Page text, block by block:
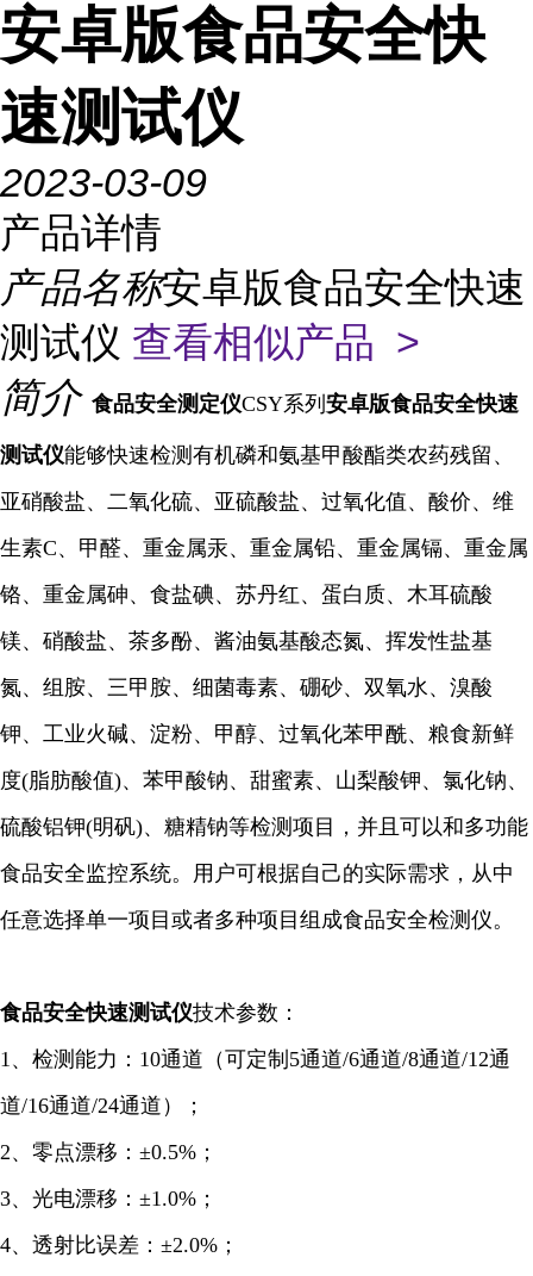
安卓版食品安全快
速测试仪
2023-03-09
产品详情
产品名称安卓版食品安全快速
测试仪 查看相似产品 >
简介 食品安全测定仪CSY系列 安卓版食品安全快速
测试仪能够快速检测有机磷和氨基甲酸酯类农药残留、
亚硝酸盐、二氧化硫、亚硫酸盐、过氧化值、酸价、维
生素C、甲醛、重金属汞、重金属铅、重金属镉、重金属
铬、重金属砷、食盐碘、苏丹红、蛋白质、木耳硫酸
镁、硝酸盐、茶多酚、酱油氨基酸态氮、挥发性盐基
氮、组胺、三甲胺、细菌毒素、硼砂、双氧水、溴酸
钾、工业火碱、淀粉、甲醇、过氧化苯甲酰、粮食新鲜
度(脂肪酸值)、苯甲酸钠、甜蜜素、山梨酸钾、氯化钠、
硫酸铝钾(明矾)、糖精钠等检测项目，并且可以和多功能
食品安全监控系统。用户可根据自己的实际需求，从中
任意选择单一项目或者多种项目组成食品安全检测仪。
食品安全快速测试仪技术参数：
1、检测能力：10通道（可定制5通道/6通道/8通道/12通
道/16通道/24通道）；
2、零点漂移：±0.5%；
3、光电漂移：±1.0%；
4、透射比误差：±2.0%；